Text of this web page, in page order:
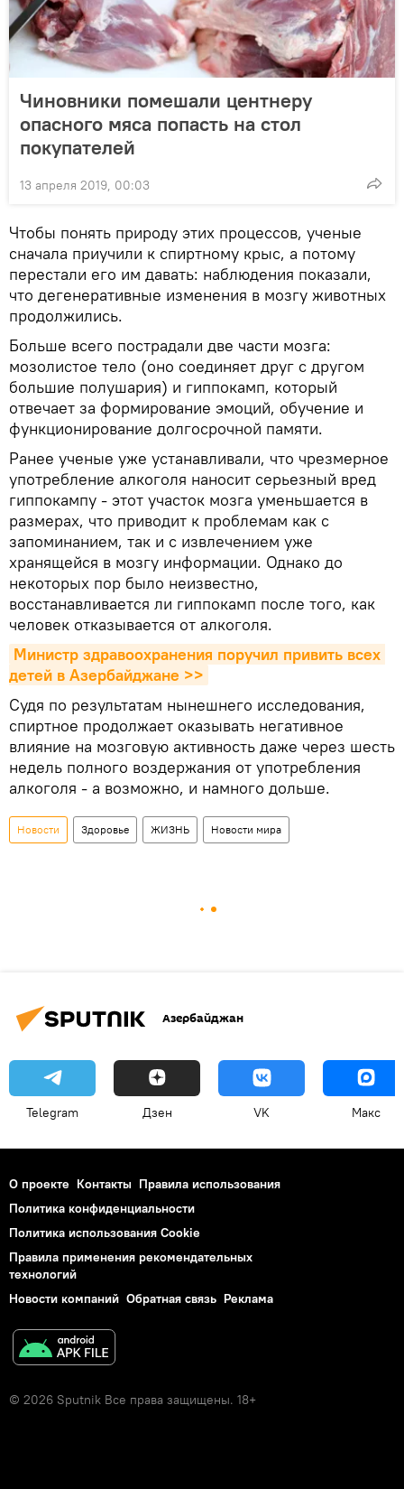
Чиновники помешали центнеру
опасного мяса попасть на стол
покупателей
13 апреля 2019, 00:03
Чтобы понять природу этих процессов, ученые
сначала приучили к спиртному крыс, а потому
перестали его им давать: наблюдения показали,
что дегенеративные изменения в мозгу животных
продолжились.
Больше всего пострадали две части мозга:
мозолистое тело (оно соединяет друг с другом
большие полушария) и гиппокамп, который
отвечает за формирование эмоций, обучение и
функционирование долгосрочной памяти.
Ранее ученые уже устанавливали, что чрезмерное
употребление алкоголя наносит серьезный вред
гиппокампу - этот участок мозга уменьшается в
размерах, что приводит к проблемам как с
запоминанием, так и с извлечением уже
хранящейся в мозгу информации. Однако до
некоторых пор было неизвестно,
восстанавливается ли гиппокамп после того, как
человек отказывается от алкоголя.
Министр здравоохранения поручил привить всех
детей в Азербайджане >>
Судя по результатам нынешнего исследования,
спиртное продолжает оказывать негативное
влияние на мозговую активность даже через шесть
недель полного воздержания от употребления
алкоголя - а возможно, и намного дольше.
Новости Здоровье ЖИЗНЬ Новости мира
Азербайджан
Telegram Дзен VK Макс
О проекте Контакты Правила использования
Политика конфиденциальности
Политика использования Cookie
Правила применения рекомендательных
технологий
Новости компаний Обратная связь Реклама
© 2026 Sputnik Все права защищены. 18+